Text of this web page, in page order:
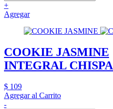
+
Agregar
COOKIE JASMINE
INTEGRAL
$ 109
Agregar al Carrito
-